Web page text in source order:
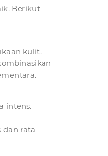
Berikut
kulit.
intens.
dan rata